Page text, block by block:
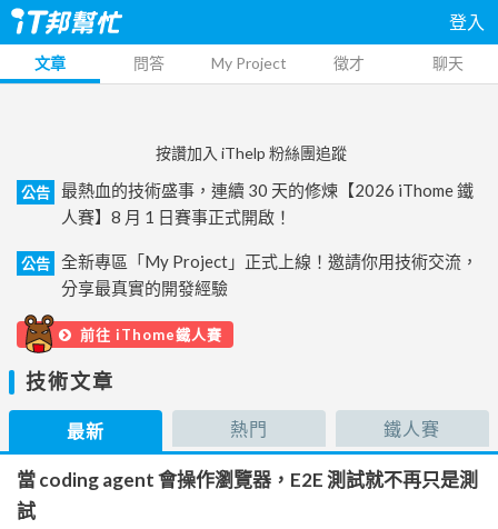
登入
文章 問答 My Project 徵才 聊天
按讚加入 iThelp 粉絲團追蹤
公告
最熱血的技術盛事，連續 30 天的修煉【2026 iThome 鐵
人賽】8 月 1 日賽事正式開啟！
公告
全新專區「My Project」正式上線！邀請你用技術交流，
分享最真實的開發經驗
前往 iThome鐵人賽
技術文章
最新 熱門 鐵人賽
當 coding agent 會操作瀏覽器，E2E 測試就不再只是測
試